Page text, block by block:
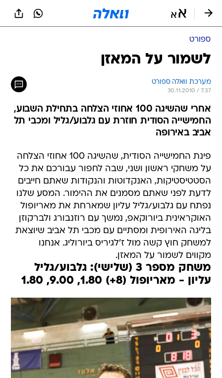
ספורט
לשמור על המאזן
מערכת וואלה ספורט
30.11.2010 / 7:37
אחרי שהשיגה 100 אחוזי הצלחה בתחילת השבוע,
החמישייה הסודית חוזרת עם גלבוע/גליל ומכבי תל
אביב באירופה
פינת החמישייה הסודית, שהשיגה 100 אחוזי הצלחה
על משחקי ראשון ושני, שבה לחפור עבורכם את כל
הסטטיסטיקות, האנקדוטות והנקודות שאתם חייבים
לדעת לפני שאתם מסמנים את ההימור. המסע שלנו
נפתח עם גלבוע/גליל עליון שמארחת את מאריופול
האוקראינית ביורוקאפ, נמשך עם רוזנבורג ולברקוזן
בליגה האירופית ומסתיים עם מכבי תל אביב שיוצאת
למשחק חוץ קשה מול ז'לגיריס ביורוליג. אנחנו
מקווים לשמור על המאזן.
משחק מספר 3 (שלישי): גלבוע/גליל
עליון - מאריופול (8+) 1.80, 9.00, 1.80